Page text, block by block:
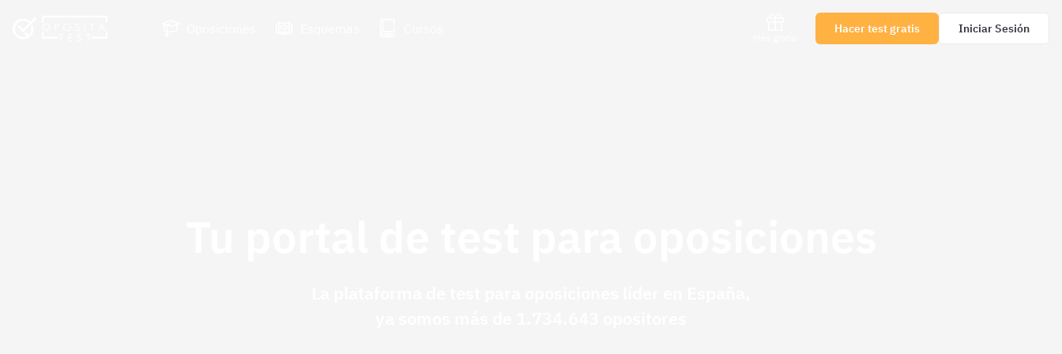
Hacer test gratis Iniciar Sesión